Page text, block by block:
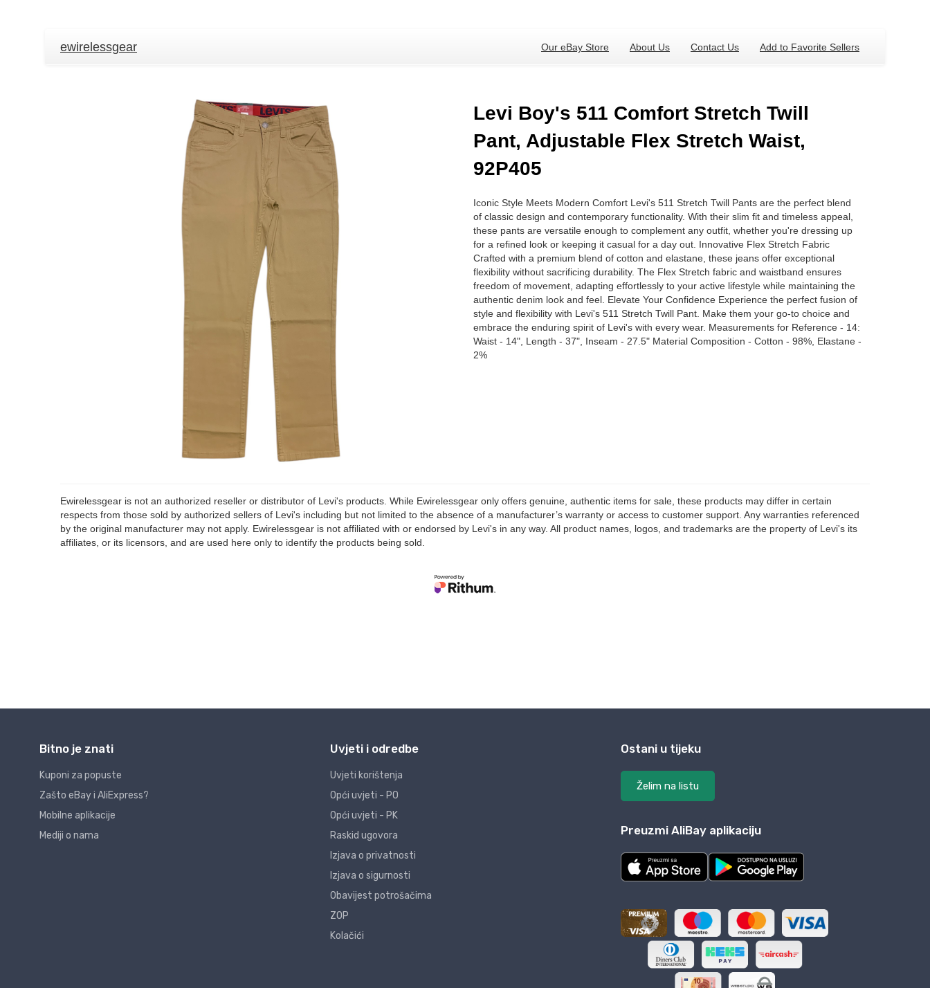
Bitno je znati
Kuponi za popuste
Zašto eBay i AliExpress?
Mobilne aplikacije
Mediji o nama
Uvjeti i odredbe
Uvjeti korištenja
Opći uvjeti - PO
Opći uvjeti - PK
Raskid ugovora
Izjava o privatnosti
Izjava o sigurnosti
Obavijest potrošačima
ZOP
Kolačići
Ostani u tijeku
Želim na listu
Preuzmi AliBay aplikaciju